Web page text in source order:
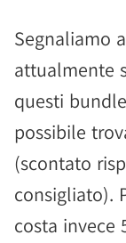
Segnaliamo
attualmente
questi
possibile
(scontato
consigliato).
costa invece